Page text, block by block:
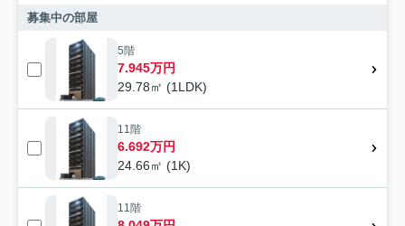
募集中の部屋
5階
7.945万円
29.78㎡ (1LDK)
11階
6.692万円
24.66㎡ (1K)
11階